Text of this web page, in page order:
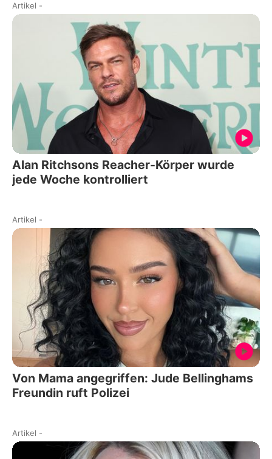
Artikel -
Alan Ritchsons Reacher-Körper wurde
jede Woche kontrolliert
Artikel -
Von Mama angegriffen: Jude Bellinghams
Freundin ruft Polizei
Artikel -